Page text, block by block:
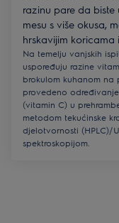
razinu pare da biste
mesu s više okusa,
hrskavijim koricama
Na temelju vanjskih
uspoređuju razine
brokulom kuhanom na
provedeno
(vitamin C) u
metodom tekućinske
djelotvornosti (HPLC)/
spektroskopijom.